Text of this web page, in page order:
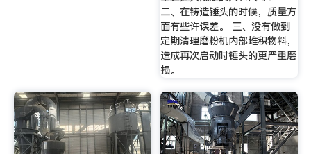
二、在铸造锤头的时候，质量方
面有些许误差。 三、没有做到
定期清理磨粉机内部堆积物料，
造成再次启动时锤头的更严重磨
损。